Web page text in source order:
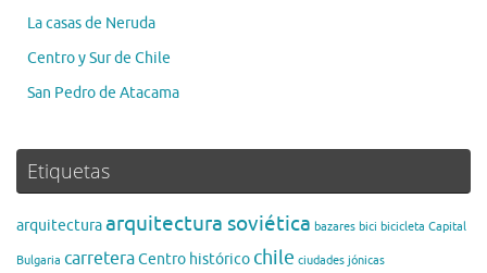
La casas de Neruda
Centro y Sur de Chile
San Pedro de Atacama
Etiquetas
arquitecturaarquitectura soviética bazares bici bicicleta Capital
Bulgaria carreteraCentro histórico chile ciudades jónicas